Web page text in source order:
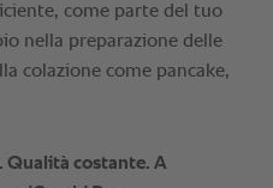
come parte del tuo
nella preparazione delle
colazione come pancake,
Qualità costante. A